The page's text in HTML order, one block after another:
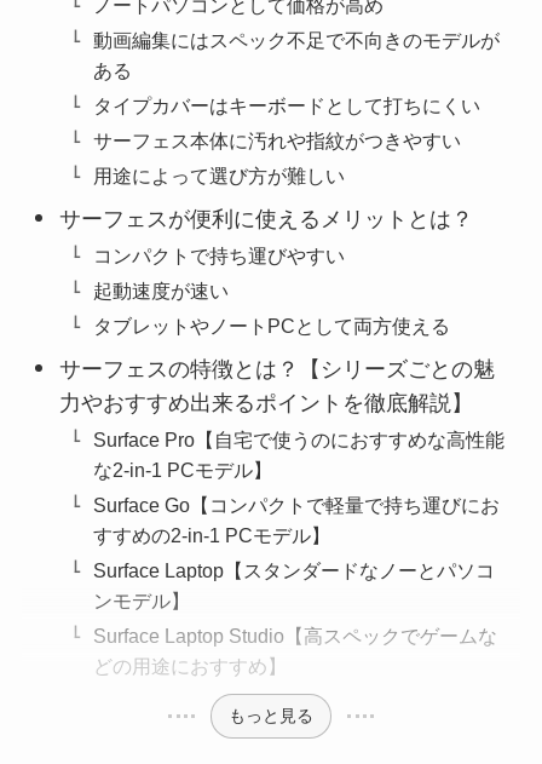
ノートパソコンとして価格が高め
動画編集にはスペック不足で不向きのモデルが
ある
タイプカバーはキーボードとして打ちにくい
サーフェス本体に汚れや指紋がつきやすい
用途によって選び方が難しい
サーフェスが便利に使えるメリットとは？
コンパクトで持ち運びやすい
起動速度が速い
タブレットやノートPCとして両方使える
サーフェスの特徴とは？【シリーズごとの魅
力やおすすめ出来るポイントを徹底解説】
Surface Pro【自宅で使うのにおすすめな高性能
な2-in-1 PCモデル】
Surface Go【コンパクトで軽量で持ち運びにお
すすめの2-in-1 PCモデル】
Surface Laptop【スタンダードなノーとパソコ
ンモデル】
Surface Laptop Studio【高スペックでゲームな
どの用途におすすめ】
もっと見る